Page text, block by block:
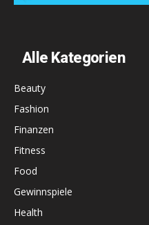
Alle Kategorien
Beauty
Fashion
Finanzen
Fitness
Food
Gewinnspiele
Health